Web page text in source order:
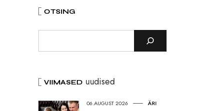
OTSING
VIIMASED uudised
06.AUGUST 2026 ÄRI